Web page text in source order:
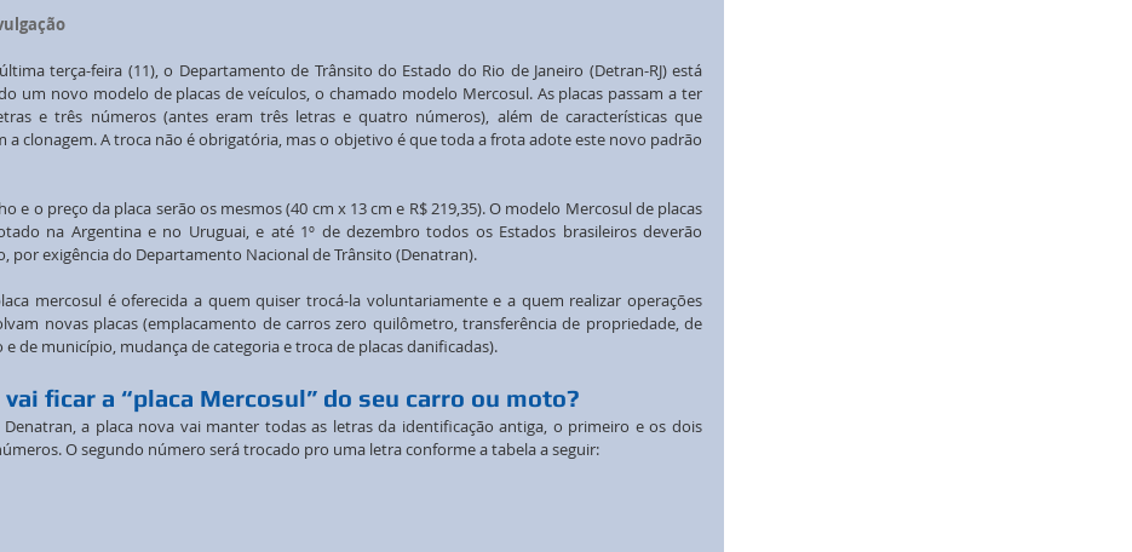
terça-feira (11), o Departamento de Trânsito do Estado do Rio de Janeiro (Detran-RJ) está
um novo modelo de placas de veículos, o chamado modelo Mercosul. As placas passam a ter
e três números (antes eram três letras e quatro números), além de características que
a clonagem. A troca não é obrigatória, mas o objetivo é que toda a frota adote este novo padrão
e o preço da placa serão os mesmos (40 cm x 13 cm e R$ 219,35). O modelo Mercosul de placas
na Argentina e no Uruguai, e até 1º de dezembro todos os Estados brasileiros deverão
por exigência do Departamento Nacional de Trânsito (Denatran).
mercosul é oferecida a quem quiser trocá-la voluntariamente e a quem realizar operações
novas placas (emplacamento de carros zero quilômetro, transferência de propriedade, de
e de município, mudança de categoria e troca de placas danificadas).
vai ficar a “placa Mercosul” do seu carro ou moto?
Denatran, a placa nova vai manter todas as letras da identificação antiga, o primeiro e os dois
O segundo número será trocado pro uma letra conforme a tabela a seguir: